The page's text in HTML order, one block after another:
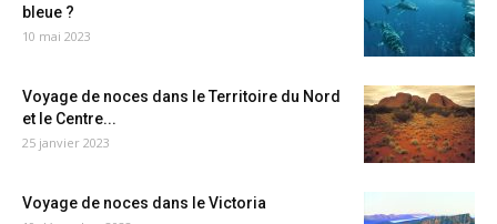
bleue ?
10 mai 2023
Voyage de noces dans le Territoire du Nord
et le Centre...
25 janvier 2023
Voyage de noces dans le Victoria